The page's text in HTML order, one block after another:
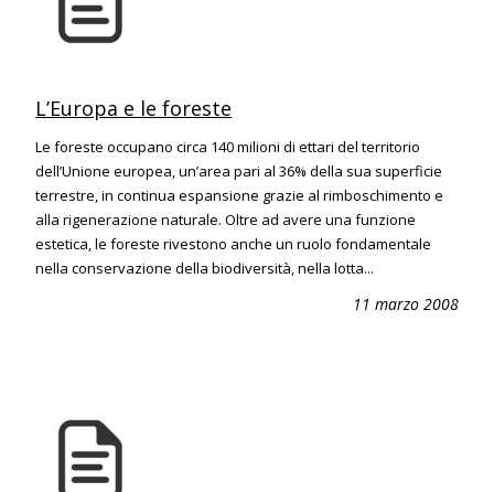
L’Europa e le foreste
Le foreste occupano circa 140 milioni di ettari del territorio
dell’Unione europea, un’area pari al 36% della sua superficie
terrestre, in continua espansione grazie al rimboschimento e
alla rigenerazione naturale. Oltre ad avere una funzione
estetica, le foreste rivestono anche un ruolo fondamentale
nella conservazione della biodiversità, nella lotta...
11 marzo 2008